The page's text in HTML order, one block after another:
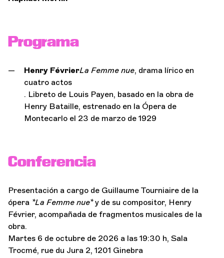
Programa
Henry FévrierLa Femme nue, drama lírico en
cuatro actos
. Libreto de Louis Payen, basado en la obra de
Henry Bataille, estrenado en la Ópera de
Montecarlo el 23 de marzo de 1929
Conferencia
Presentación a cargo de Guillaume Tourniaire de la
ópera *La Femme nue*y de su compositor, Henry
Février, acompañada de fragmentos musicales de la
obra.
Martes 6 de octubre de 2026 a las 19:30 h, Sala
Trocmé, rue du Jura 2, 1201 Ginebra